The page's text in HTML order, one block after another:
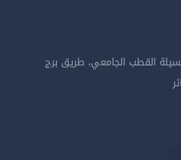
القطب الجامعي، طريق برج